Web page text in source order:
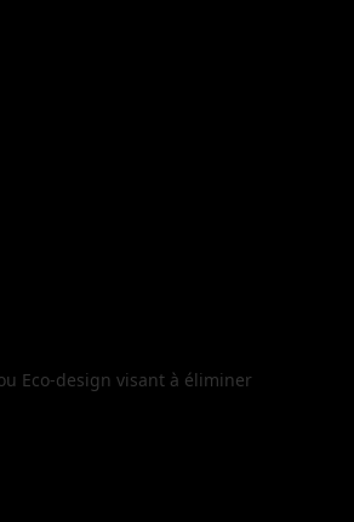
Eco-design visant à éliminer